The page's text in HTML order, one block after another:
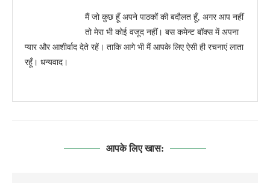
मैं जो कुछ हूँ अपने पाठकों की बदौलत हूँ, अगर आप नहीं
तो मेरा भी कोई वजूद नहीं। बस कमेन्ट बॉक्स में अपना
प्यार और आशीर्वाद देते रहें। ताकि आगे भी मैं आपके लिए ऐसी ही रचनाएं लाता
रहूँ। धन्यवाद।
आपके लिए खास: